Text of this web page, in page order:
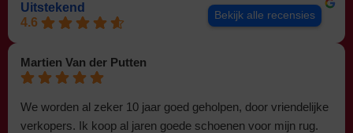
Uitstekend
4.6
Bekijk alle recensies
Martien Van der Putten
We worden al zeker 10 jaar goed geholpen, door vriendelijke
verkopers. Ik koop al jaren goede schoenen voor mijn rug.